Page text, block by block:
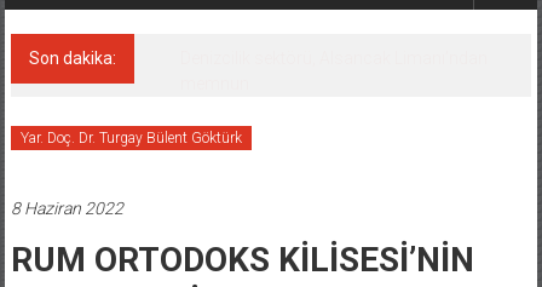
Son dakika:
Yar. Doç. Dr. Turgay Bülent Göktürk
8 Haziran 2022
RUM ORTODOKS KİLİSESİ’NİN